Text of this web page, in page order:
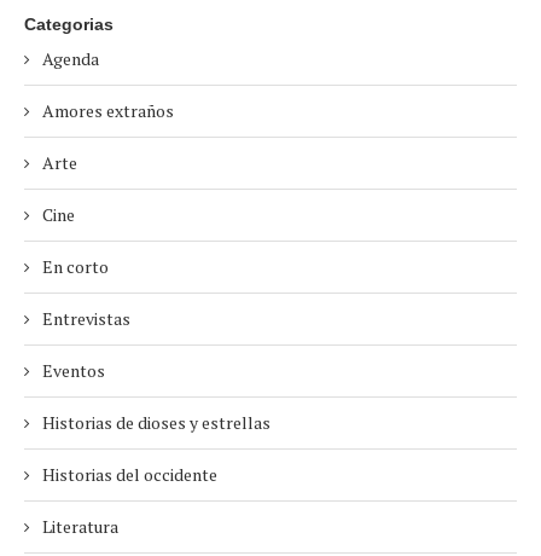
Categorias
Agenda
Amores extraños
Arte
Cine
En corto
Entrevistas
Eventos
Historias de dioses y estrellas
Historias del occidente
Literatura